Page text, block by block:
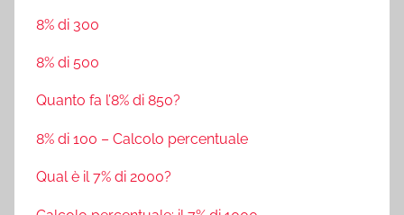
8% di 300
8% di 500
Quanto fa l’8% di 850?
8% di 100 – Calcolo percentuale
Qual è il 7% di 2000?